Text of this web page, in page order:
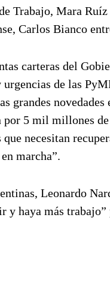
Trabajo, Mara
Carlos Bianco
carteras del
de las
grandes
5 mil millones
que necesitan
marcha”.
Leonardo
haya más